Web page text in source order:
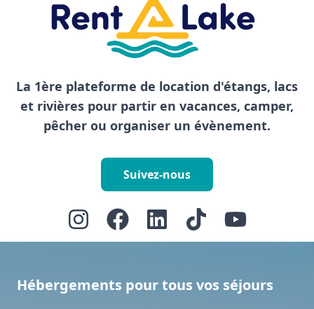
La 1ère plateforme de location d'étangs, lacs
et rivières pour partir en vacances, camper,
pêcher ou organiser un évènement.
Suivez-nous
Hébergements pour tous vos séjours